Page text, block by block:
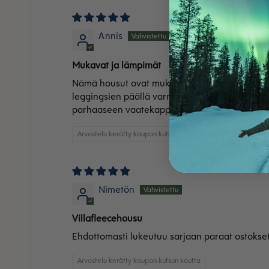
Annis
Mukavat ja lämpimät
Nämä housut ovat mukavat ja super
leggingsien päällä varmaan toimisivat myös
parhaaseen vaatekappaleeseen.
Arvostelu kerätty kaupan kutsun kautta
Nimetön
Villafleecehousu
Ehdottomasti lukeutuu sarjaan paraat
Arvostelu kerätty kaupan kutsun kautta